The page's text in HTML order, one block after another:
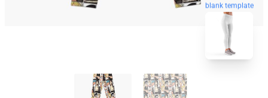
blank template